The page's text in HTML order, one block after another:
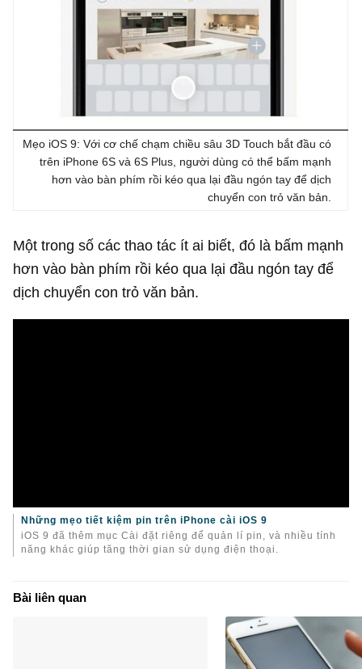
Mẹo iOS 9: Với cơ chế chạm chiều sâu 3D Touch bắt đầu có
trên iPhone 6S và 6S Plus, người dùng có thể bấm mạnh
hơn vào bàn phím rồi kéo qua lại đầu ngón tay để dịch
chuyển con trỏ văn bản.
Một trong số các thao tác ít ai biết, đó là bấm mạnh
hơn vào bàn phím rồi kéo qua lại đầu ngón tay để
dịch chuyển con trỏ văn bản.
Những mẹo tiết kiệm pin trên iPhone cài iOS 9
iOS 9 đã thêm mục Cài đặt riêng để quản lí pin, và nhiều tính
năng khác giúp tăng thời gian sử dụng điện thoại.
Bài liên quan